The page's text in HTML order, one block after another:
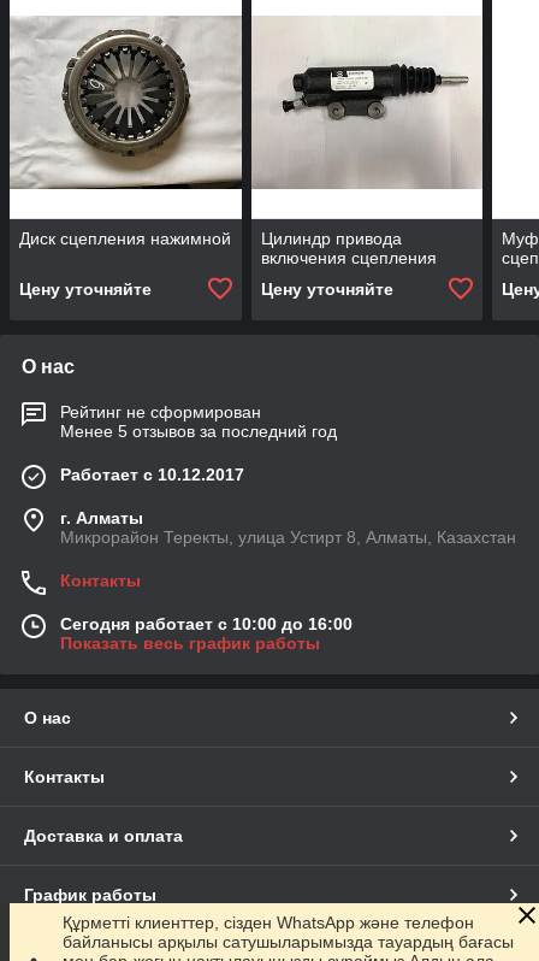
Диск сцепления нажимной
Цену уточняйте
Цилиндр привода
включения сцепления
Цену уточняйте
О нас
Рейтинг не сформирован
Менее 5 отзывов за последний год
Работает с 10.12.2017
г. Алматы
Микрорайон Теректы, улица Устирт 8, Алматы, Казахстан
Контакты
Сегодня работает с 10:00 до 16:00
Показать весь график работы
О нас
Контакты
Доставка и оплата
График работы
Полная версия сайта
Құрметті клиенттер, сізден WhatsApp және телефон
байланысы арқылы сатушыларымызда тауардың бағасы